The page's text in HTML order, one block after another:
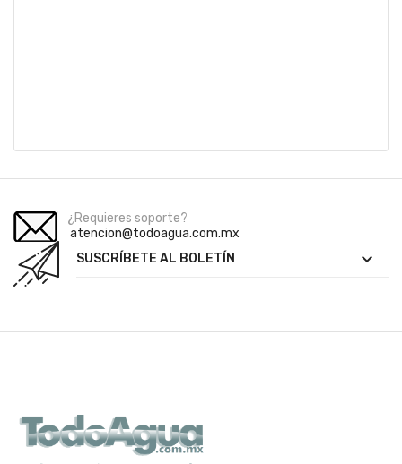
¿Requieres soporte?
atencion@todoagua.com.mx
SUSCRÍBETE AL BOLETÍN
